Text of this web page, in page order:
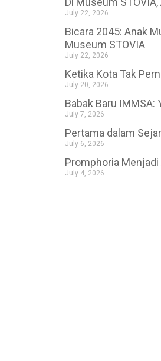
July 22, 2026
Bicara 2045: Anak
Museum STOVIA
July 22, 2026
Ketika Kota Tak
July 20, 2026
Babak Baru
July 7, 2026
Pertama dalam
July 6, 2026
Promphoria
July 4, 2026